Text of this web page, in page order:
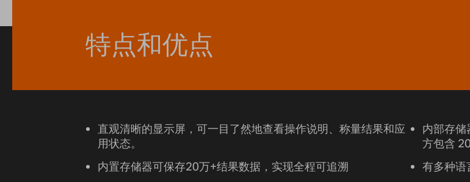
特点和优点
直观清晰的显示屏，可一目了然地查看操作说明、称量结果和应
用状态。
内置存储器可保存20万+结果数据，实现全程可追溯
内部存
方包含
有多种语